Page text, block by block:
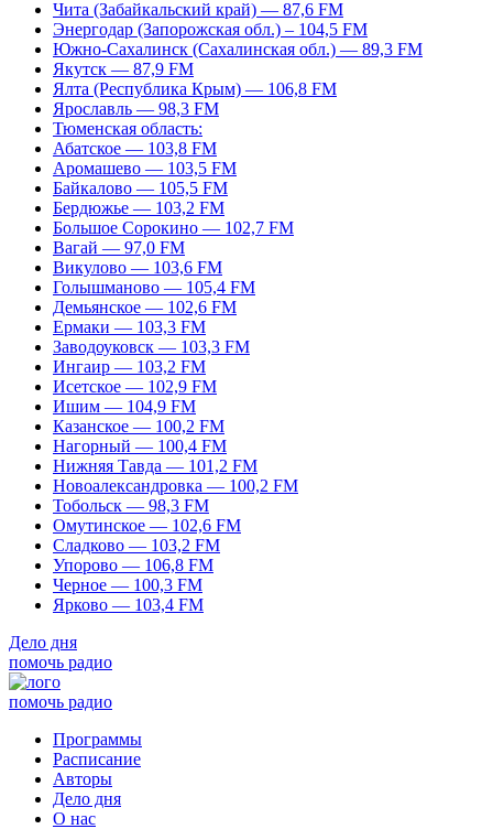
Чита (Забайкальский край) — 87,6 FM
Энергодар (Запорожская обл.) – 104,5 FM
Южно-Сахалинск (Сахалинская обл.) — 89,3 FM
Якутск — 87,9 FM
Ялта (Республика Крым) — 106,8 FM
Ярославль — 98,3 FM
Тюменская область:
Абатское — 103,8 FM
Аромашево — 103,5 FM
Байкалово — 105,5 FM
Бердюжье — 103,2 FM
Большое Сорокино — 102,7 FM
Вагай — 97,0 FM
Викулово — 103,6 FM
Голышманово — 105,4 FM
Демьянское — 102,6 FM
Ермаки — 103,3 FM
Заводоуковск — 103,3 FM
Ингаир — 103,2 FM
Исетское — 102,9 FM
Ишим — 104,9 FM
Казанское — 100,2 FM
Нагорный — 100,4 FM
Нижняя Тавда — 101,2 FM
Новоалександровка — 100,2 FM
Тобольск — 98,3 FM
Омутинское — 102,6 FM
Сладково — 103,2 FM
Упорово — 106,8 FM
Черное — 100,3 FM
Ярково — 103,4 FM
Дело дня
помочь радио
помочь радио
Программы
Расписание
Авторы
Дело дня
О нас